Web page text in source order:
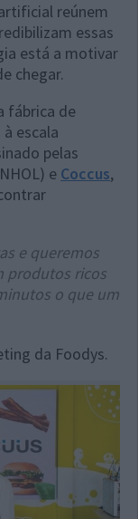
reúnem
essas
está a motivar
chegar.
fábrica de
escala
pelas
e Coccus,
e queremos
produtos ricos
o que um
da Foodys.